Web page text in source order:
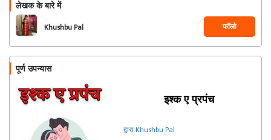
लेखक के बारे में
Khushbu Pal फॉलो
पूर्ण उपन्यास
इश्क ए प्रपंच
द्वारा Khushbu Pal